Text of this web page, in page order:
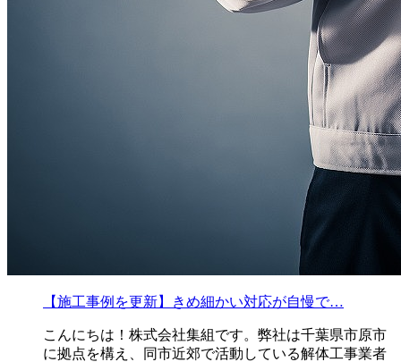
【施工事例を更新】きめ細かい対応が自慢で…
こんにちは！株式会社集組です。弊社は千葉県市原市
に拠点を構え、同市近郊で活動している解体工事業者